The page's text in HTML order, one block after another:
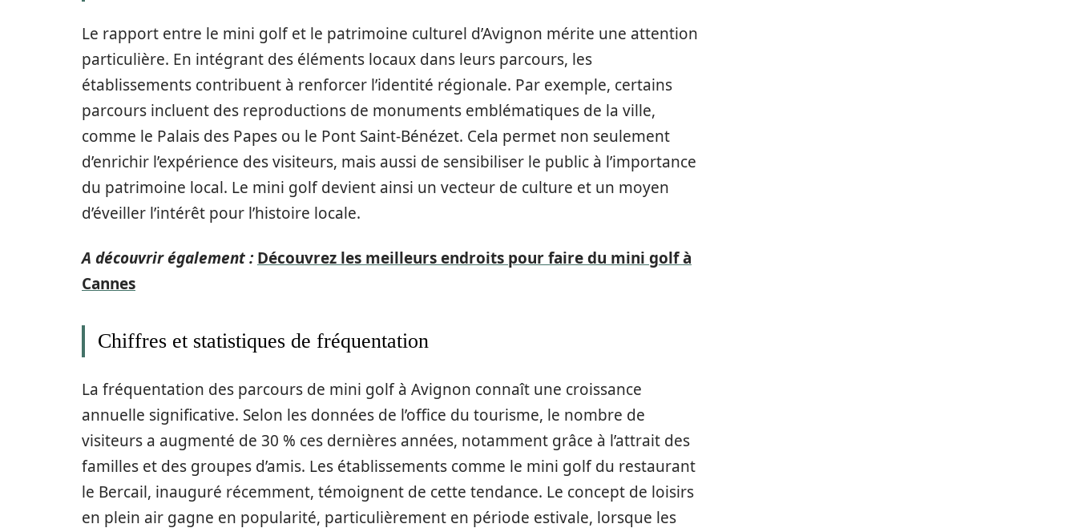
Le rapport entre le mini golf et le patrimoine culturel d’Avignon mérite une attention
particulière. En intégrant des éléments locaux dans leurs parcours, les
établissements contribuent à renforcer l’identité régionale. Par exemple, certains
parcours incluent des reproductions de monuments emblématiques de la ville,
comme le Palais des Papes ou le Pont Saint-Bénézet. Cela permet non seulement
d’enrichir l’expérience des visiteurs, mais aussi de sensibiliser le public à l’importance
du patrimoine local. Le mini golf devient ainsi un vecteur de culture et un moyen
d’éveiller l’intérêt pour l’histoire locale.
A découvrir également : Découvrez les meilleurs endroits pour faire du mini golf à
Cannes
Chiffres et statistiques de fréquentation
La fréquentation des parcours de mini golf à Avignon connaît une croissance
annuelle significative. Selon les données de l’office du tourisme, le nombre de
visiteurs a augmenté de 30 % ces dernières années, notamment grâce à l’attrait des
familles et des groupes d’amis. Les établissements comme le mini golf du restaurant
le Bercail, inauguré récemment, témoignent de cette tendance. Le concept de loisirs
en plein air gagne en popularité, particulièrement en période estivale, lorsque les